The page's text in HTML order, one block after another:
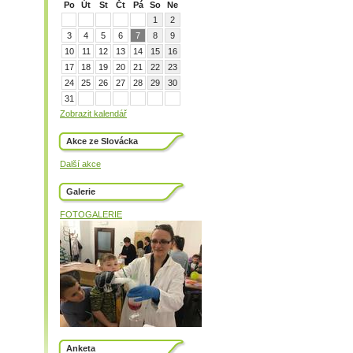
Po
Út St Čt Pá So
Ne
1
2
3
4 5 6 7 8
9
10
11 12 13 14 15
16
17
18 19 20 21 22
23
24
25 26 27 28 29
30
31
Zobrazit kalendář
Akce ze Slovácka
Další akce
Galerie
FOTOGALERIE
Anketa